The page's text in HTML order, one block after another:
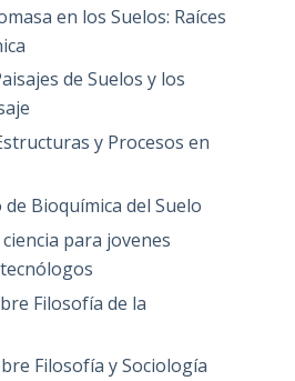
en los Suelos: Raíces
de Suelos y los
y Procesos en
Bioquímica del Suelo
para jovenes
Filosofía de la
Filosofía y Sociología